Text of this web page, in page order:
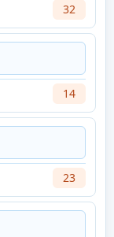
32
14
23